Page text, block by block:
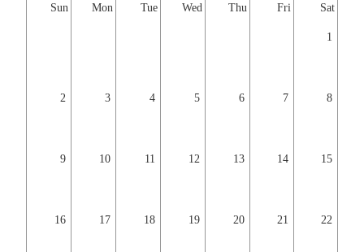
Sun Mon Tue Wed Thu Fri Sat
1
2 3 4 5 6 7 8
9 10 11 12 13 14 15
16 17 18 19 20 21 22